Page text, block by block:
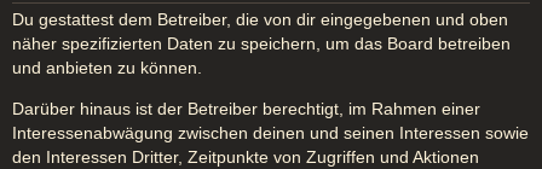
Du gestattest dem Betreiber, die von dir eingegebenen und oben
näher spezifizierten Daten zu speichern, um das Board betreiben
und anbieten zu können.
Darüber hinaus ist der Betreiber berechtigt, im Rahmen einer
Interessenabwägung zwischen deinen und seinen Interessen sowie
den Interessen Dritter, Zeitpunkte von Zugriffen und Aktionen